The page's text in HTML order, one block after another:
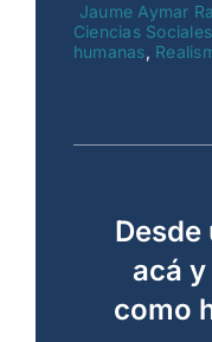
Jaume Aymar
Ciencias Sociales
humanas,
Desde
acá
como